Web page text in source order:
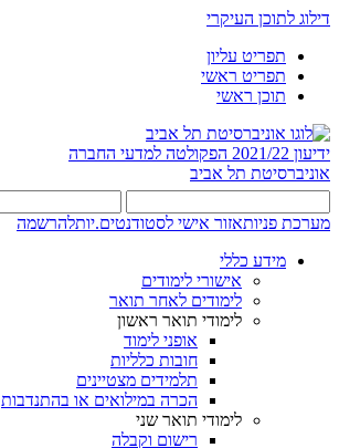
דילוג לתוכן העיקרי
תפריט עליון
תפריט ראשי
תוכן ראשי
ידיעון 2021/22
הפקולטה למדעי החברה
אוניברסיטת תל אביב
מערכת פניותאזור אישי לסטודנטים.יותלהרשמה
מידע כללי
אישורי לימודים
לימודים לאחר תואר
לימודי תואר ראשון
אופני לימוד
חובות כלליות
תלמידים מצטיינים
הכרה במילואים או בהתנדבות
לימודי תואר שני
רישום וקבלה